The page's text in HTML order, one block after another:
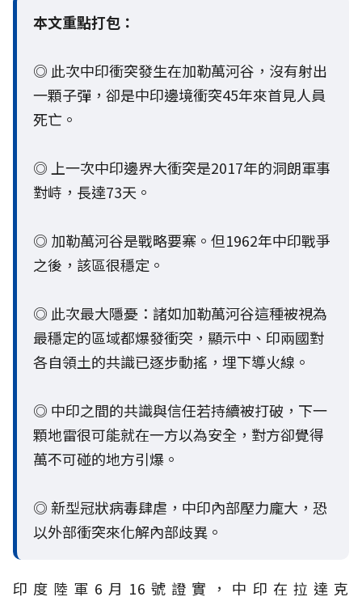
本文重點打包：
◎ 此次中印衝突發生在加勒萬河谷，沒有射出
一顆子彈，卻是中印邊境衝突45年來首見人員
死亡。
◎ 上一次中印邊界大衝突是2017年的洞朗軍事
對峙，長達73天。
◎ 加勒萬河谷是戰略要寨。但1962年中印戰爭
之後，該區很穩定。
◎ 此次最大隱憂：諸如加勒萬河谷這種被視為
最穩定的區域都爆發衝突，顯示中、印兩國對
各自領土的共識已逐步動搖，埋下導火線。
◎ 中印之間的共識與信任若持續被打破，下一
顆地雷很可能就在一方以為安全，對方卻覺得
萬不可碰的地方引爆。
◎ 新型冠狀病毒肆虐，中印內部壓力龐大，恐
以外部衝突來化解內部歧異。
印度陸軍6月16號證實，中印在拉達克